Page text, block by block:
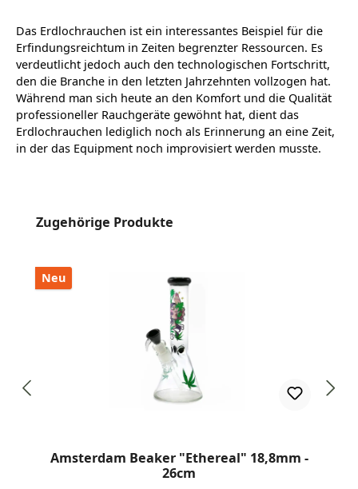
Das Erdlochrauchen ist ein interessantes Beispiel für die
Erfindungsreichtum in Zeiten begrenzter Ressourcen. Es
verdeutlicht jedoch auch den technologischen Fortschritt,
den die Branche in den letzten Jahrzehnten vollzogen hat.
Während man sich heute an den Komfort und die Qualität
professioneller Rauchgeräte gewöhnt hat, dient das
Erdlochrauchen lediglich noch als Erinnerung an eine Zeit,
in der das Equipment noch improvisiert werden musste.
Produktgalerie überspringen
Zugehörige Produkte
Neu
Amsterdam Beaker "Ethereal" 18,8mm -
26cm